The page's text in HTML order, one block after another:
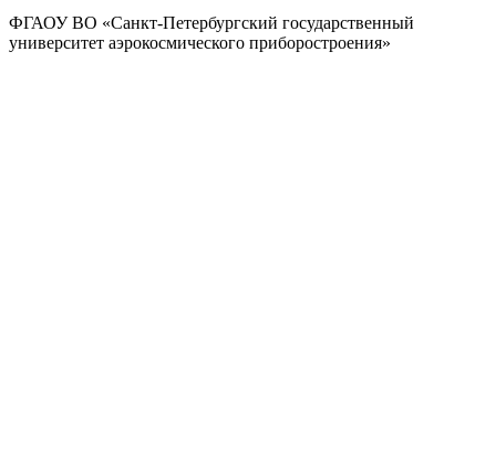
ФГАОУ ВО «Санкт-Петербургский государственный
университет аэрокосмического приборостроения»